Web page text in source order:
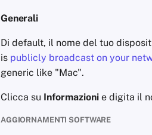
Generali
Di default, il nome del tuo
is publicly broadcast on your
generic like "Mac".
Clicca su Informazioni e digita il
AGGIORNAMENTI SOFTWARE